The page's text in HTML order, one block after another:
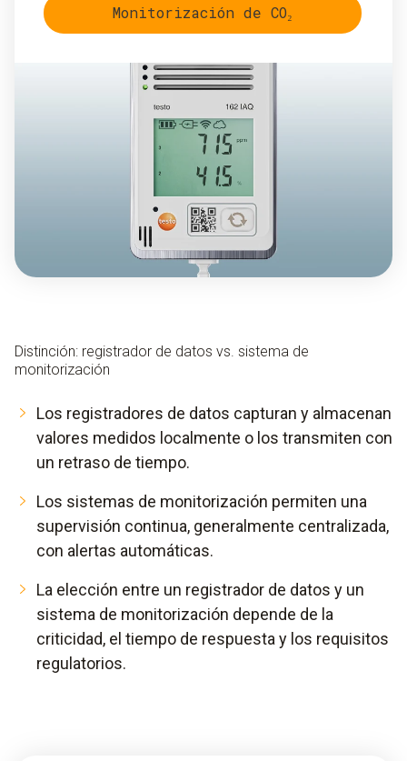
Monitorización de CO₂
Distinción: registrador de datos vs. sistema de
monitorización
Los registradores de datos capturan y almacenan
valores medidos localmente o los transmiten con
un retraso de tiempo.
Los sistemas de monitorización permiten una
supervisión continua, generalmente centralizada,
con alertas automáticas.
La elección entre un registrador de datos y un
sistema de monitorización depende de la
criticidad, el tiempo de respuesta y los requisitos
regulatorios.